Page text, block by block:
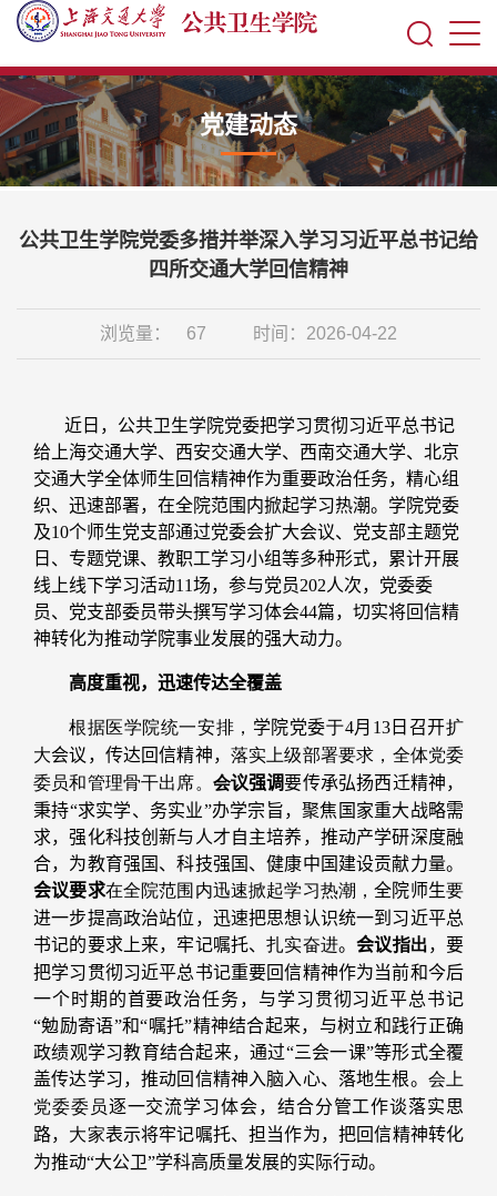
党建动态
公共卫生学院党委多措并举深入学习习近平总书记给
四所交通大学回信精神
浏览量： 67 时间：2026-04-22
近日，公共卫生学院党委把学习贯彻习近平总书记
给上海交通大学、西安交通大学、西南交通大学、北京
交通大学全体师生回信精神作为重要政治任务，精心组
织、迅速部署，在全院范围内掀起学习热潮。学院党委
及10个师生党支部通过党委会扩大会议、党支部主题党
日、专题党课、教职工学习小组等多种形式，累计开展
线上线下学习活动11场，参与党员202人次，党委委
员、党支部委员带头撰写学习体会44篇，切实将回信精
神转化为推动学院事业发展的强大动力。
高度重视，迅速传达全覆盖
根据医学院统一安排， 学院党委于4月13日召开扩
大会议，传达回信精神， 落实上级部署要求，全体党委
委员和管理骨干出席。 会议强调要传承弘扬西迁精神，
秉持“求实学、务实业”办学宗旨，聚焦国家重大战略需
求，强化科技创新与人才自主培养，推动产学研深度融
合，为教育强国、科技强国、健康中国建设贡献力量。
会议要求在全院范围内迅速掀起学习热潮，全院师生要
进一步提高政治站位，迅速把思想认识统一到习近平总
书记的要求上来，牢记嘱托、扎实奋进。会议指出，要
把学习贯彻习近平总书记重要回信精神作为当前和今后
一个时期的首要政治任务，与学习贯彻习近平总书记
“勉励寄语”和“嘱托”精神结合起来，与树立和践行正确
政绩观学习教育结合起来，通过“三会一课”等形式全覆
盖传达学习，推动回信精神入脑入心、落地生根。 会上
党委委员逐一交流学习体会，结合分管工作谈落实思
路， 大家表示将牢记嘱托、担当作为，把回信精神转化
为推动“大公卫”学科高质量发展的实际行动。